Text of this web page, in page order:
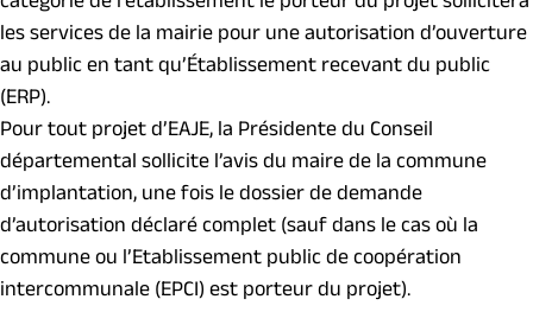
les services de la mairie pour une autorisation d’ouverture
au public en tant qu’Établissement recevant du public
(ERP).
Pour tout projet d’EAJE, la Présidente du Conseil
départemental sollicite l’avis du maire de la commune
d’implantation, une fois le dossier de demande
d’autorisation déclaré complet (sauf dans le cas où la
commune ou l’Etablissement public de coopération
intercommunale (EPCI) est porteur du projet).